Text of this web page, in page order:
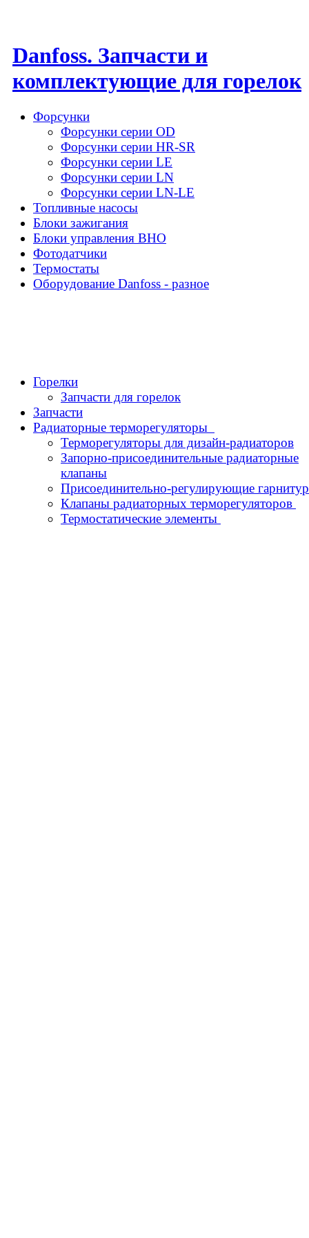
Danfoss. Запчасти и
комплектующие для горелок
Форсунки
Форсунки серии OD
Форсунки серии HR-SR
Форсунки серии LE
Форсунки серии LN
Форсунки серии LN-LE
Топливные насосы
Блоки зажигания
Блоки управления BHO
Фотодатчики
Термостаты
Оборудование Danfoss - разное
Горелки
Запчасти для горелок
Запчасти
Радиаторные терморегуляторы
Терморегуляторы для дизайн-радиаторов
Запорно-присоединительные радиаторные
клапаны
Присоединительно-регулирующие
Клапаны радиаторных терморегуляторов
Термостатические элементы